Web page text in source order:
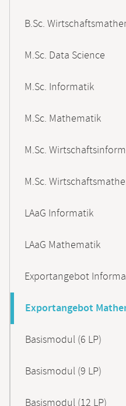
B.Sc.
M.Sc. Data Science
M.Sc. Informatik
M.Sc. Mathematik
M.Sc.
M.Sc.
LAaG Informatik
LAaG Mathematik
Exportangebot
Exportangebot
Basismodul (6 LP)
Basismodul (9 LP)
Basismodul (12 LP)